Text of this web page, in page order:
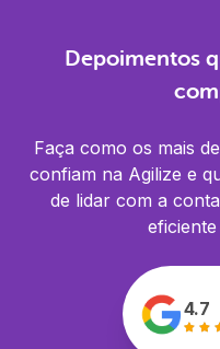
Depoimentos
Faça como os mais
confiam na Agilize e
de lidar com a
4.7